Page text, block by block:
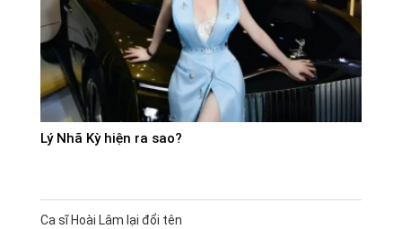
Lý Nhã Kỳ hiện ra sao?
Ca sĩ Hoài Lâm lại đổi tên